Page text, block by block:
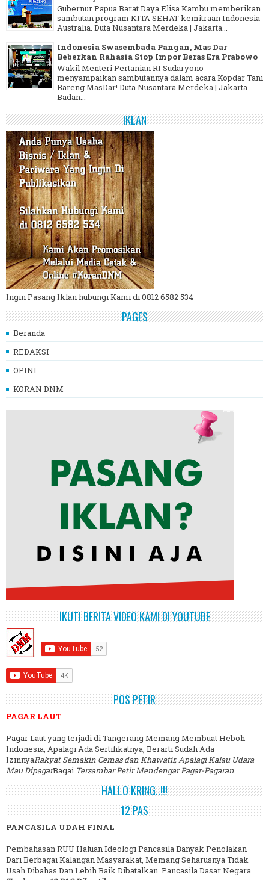
Gubernur Papua Barat Daya Elisa Kambu memberikan
sambutan program KITA SEHAT kemitraan Indonesia
Australia. Duta Nusantara Merdeka | Jakarta...
Indonesia Swasembada Pangan, Mas Dar
Beberkan Rahasia Stop Impor Beras Era Prabowo
Wakil Menteri Pertanian RI Sudaryono
menyampaikan sambutannya dalam acara Kopdar Tani
Bareng MasDar! Duta Nusantara Merdeka | Jakarta
Badan...
IKLAN
Ingin Pasang Iklan hubungi Kami di 0812 6582 534
PAGES
Beranda
REDAKSI
OPINI
KORAN DNM
IKUTI BERITA VIDEO KAMI DI YOUTUBE
POS PETIR
PAGAR LAUT
Pagar Laut yang terjadi di Tangerang Memang Membuat Heboh
Indonesia, Apalagi Ada Sertifikatnya, Berarti Sudah Ada
IzinnyaRakyat Semakin Cemas dan Khawatir, Apalagi Kalau Udara
Mau DipagarBagai Tersambar Petir Mendengar Pagar-Pagaran.
HALLO KRING..!!!
12 PAS
PANCASILA UDAH FINAL
Pembahasan RUU Haluan Ideologi Pancasila Banyak Penolakan
Dari Berbagai Kalangan Masyarakat, Memang Seharusnya Tidak
Usah Dibahas Dan Lebih Baik Dibatalkan. Pancasila Dasar Negara.